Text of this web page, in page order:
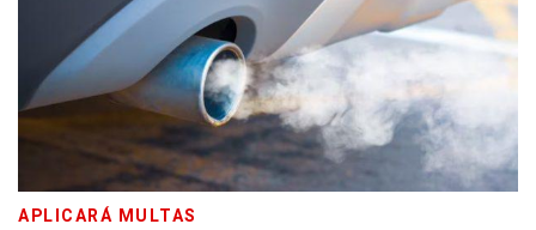
APLICARÁ MULTAS